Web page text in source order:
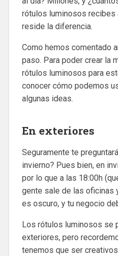
rótulos luminosos recibes
reside la diferencia.
Como hemos comentado
paso. Para poder crear la
rótulos luminosos para
conocer cómo podemos
algunas ideas.
En exteriores
Seguramente te
invierno? Pues bien, en
por lo que a las 18:00h
gente sale de las oficinas
es oscuro, y tu negocio
Los rótulos luminosos se
exteriores, pero
tenemos que ser